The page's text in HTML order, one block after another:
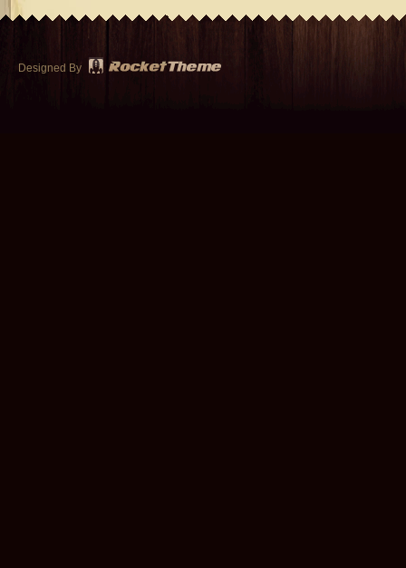
Designed By